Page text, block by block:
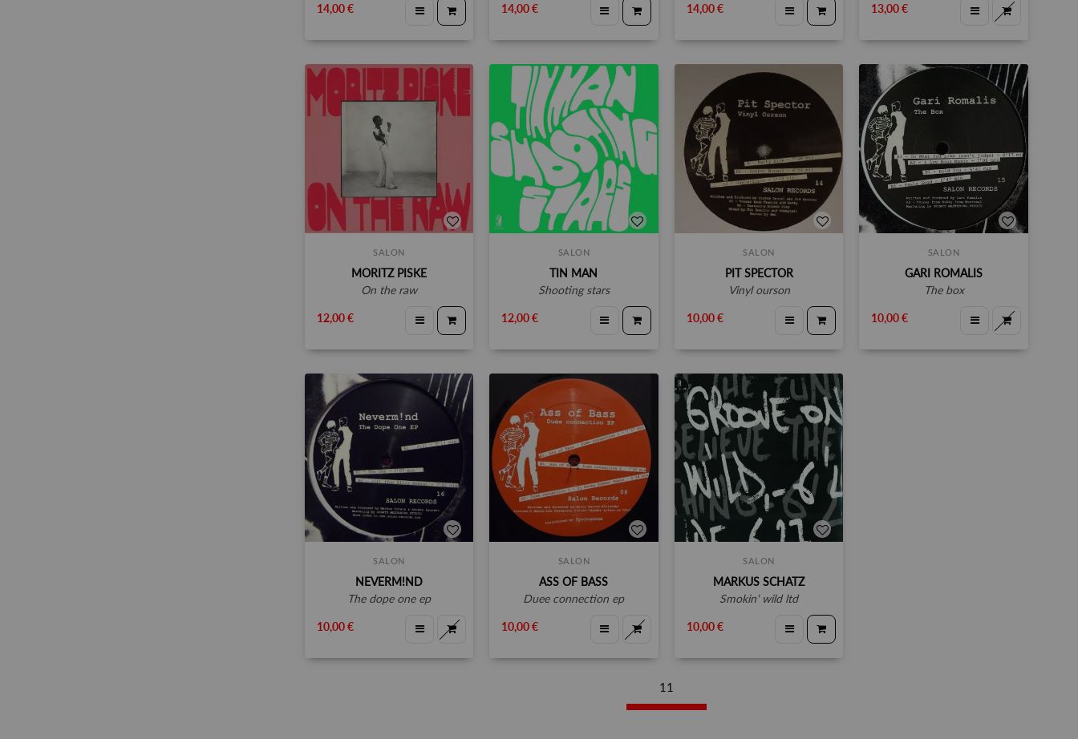
14,00 € 14,00 € 14,00 € 13,00 €
SALON
MORITZ PISKE
on the raw
12,00 €
SALON
TIN MAN
shooting stars
12,00 €
SALON
PIT SPECTOR
vinyl ourson
10,00 €
SALON
GARI ROMALIS
the box
10,00 €
SALON
NEVERM!ND
the dope one ep
10,00 €
SALON
ASS OF BASS
duee connection ep
10,00 €
SALON
MARKUS SCHATZ
smokin' wild ltd
10,00 €
11